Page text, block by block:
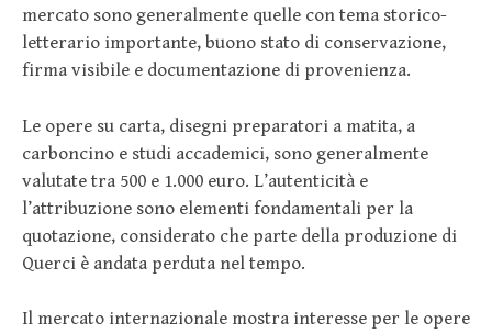
mercato sono generalmente quelle con tema storico-
letterario importante, buono stato di conservazione,
firma visibile e documentazione di provenienza.
Le opere su carta, disegni preparatori a matita, a
carboncino e studi accademici, sono generalmente
valutate tra 500 e 1.000 euro. L’autenticità e
l’attribuzione sono elementi fondamentali per la
quotazione, considerato che parte della produzione di
Querci è andata perduta nel tempo.
Il mercato internazionale mostra interesse per le opere